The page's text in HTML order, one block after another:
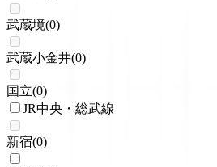
武蔵境(0)
武蔵小金井(0)
国立(0)
JR中央・総武線
新宿(0)